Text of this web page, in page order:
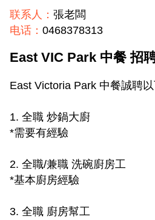
联系人： 張老闆
电话： 0468378313
East VIC Park 中餐 招
East Victoria Park 中餐誠聘以
1. 全職 炒鍋大廚
*需要有經驗
2. 全職/兼職 洗碗廚房工
*基本廚房經驗
3. 全職 廚房幫工